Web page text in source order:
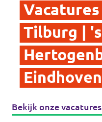
Vacatures
Tilburg |
Eindhoven
Bekijk onze